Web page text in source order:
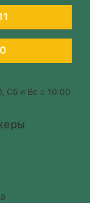
Сб и Вс с 10:00